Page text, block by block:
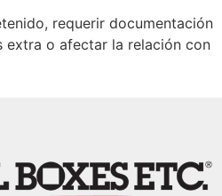
requerir documentación
extra o afectar la relación con